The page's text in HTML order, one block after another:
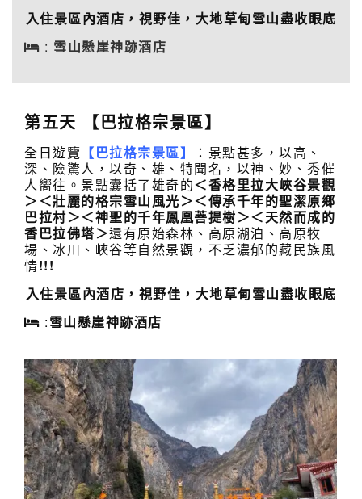
入住景區內酒店，視野佳，大地草甸雪山盡收眼底
: 雪山懸崖神跡酒店
第五天 【巴拉格宗景區】
全日遊覽 【巴拉格宗景區】
：景點甚多，以高、
深、險驚人，以奇、雄、特聞名，以神、妙、秀催
人嚮往。景點囊括了雄奇的＜香格里拉大峽谷景觀
＞＜壯麗的格宗雪山風光＞＜傳承千年的聖潔原鄉
巴拉村＞＜神聖的千年鳳凰菩提樹＞＜天然而成的
香巴拉佛塔＞還有原始森林、高原湖泊、高原牧
場、冰川、峽谷等自然景觀，不乏濃郁的藏民族風
情!!!
入住景區內酒店，視野佳，大地草甸雪山盡收眼底
:雪山懸崖神跡酒店